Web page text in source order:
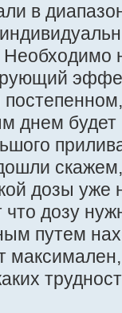
в
днем будет
дозы уже
дозу
путем